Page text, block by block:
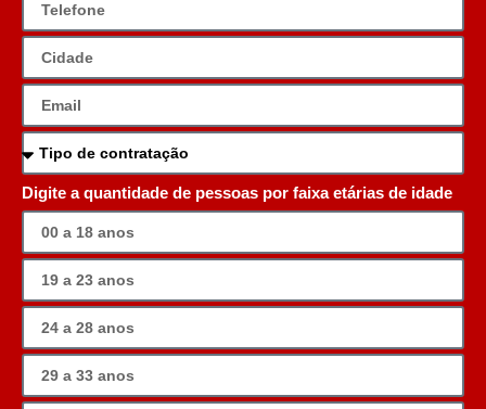
Digite a quantidade de pessoas por faixa etárias de idade